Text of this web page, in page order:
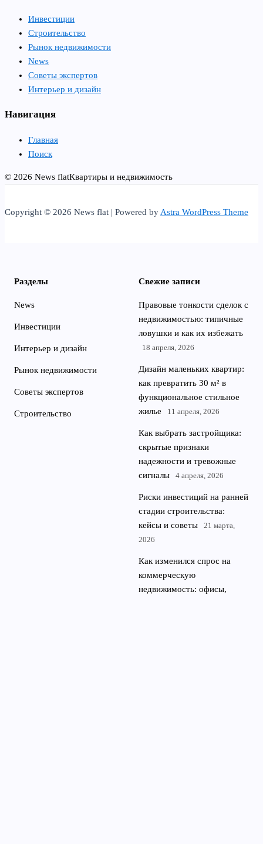
Инвестиции
Строительство
Рынок недвижимости
News
Советы экспертов
Интерьер и дизайн
Навигация
Главная
Поиск
© 2026 News flatКвартиры и недвижимость
Copyright © 2026 News flat | Powered by Astra WordPress Theme
Разделы
News
Инвестиции
Интерьер и дизайн
Рынок недвижимости
Советы экспертов
Строительство
Свежие записи
Правовые тонкости сделок с
недвижимостью: типичные
ловушки и как их избежать
18 апреля, 2026
Дизайн маленьких квартир:
как превратить 30 м² в
функциональное стильное
жилье
11 апреля, 2026
Как выбрать застройщика:
скрытые признаки
надежности и тревожные
сигналы
4 апреля, 2026
Риски инвестиций на ранней
стадии строительства:
кейсы и советы
21 марта,
2026
Как изменился спрос на
коммерческую
недвижимость: офисы,